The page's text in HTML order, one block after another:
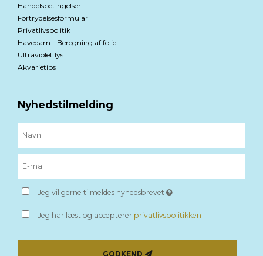
Handelsbetingelser
Fortrydelsesformular
Privatlivspolitik
Havedam - Beregning af folie
Ultraviolet lys
Akvarietips
Nyhedstilmelding
Jeg vil gerne tilmeldes nyhedsbrevet
Jeg har læst og accepterer privatlivspolitikken
GODKEND